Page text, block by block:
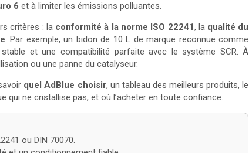
6 et à limiter les émissions polluantes.
critères : la conformité à la norme ISO 22241, la qualité du
. Par exemple, un bidon de 10 L de marque reconnue comme
et une compatibilité parfaite avec le système SCR. À
ou une panne du catalyseur.
quelAdBlue choisir, un tableau des meilleurs produits, le
ne cristallise pas, et où l’acheter en toute confiance.
ou DIN 70070.